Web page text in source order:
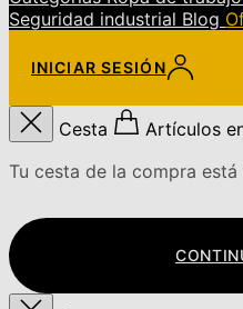
Seguridad industrial Blog
INICIAR SESIÓN
Cesta
Artículos
Tu cesta de la compra está